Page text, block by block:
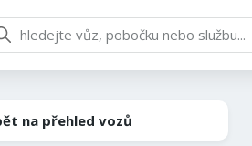
na přehled vozů